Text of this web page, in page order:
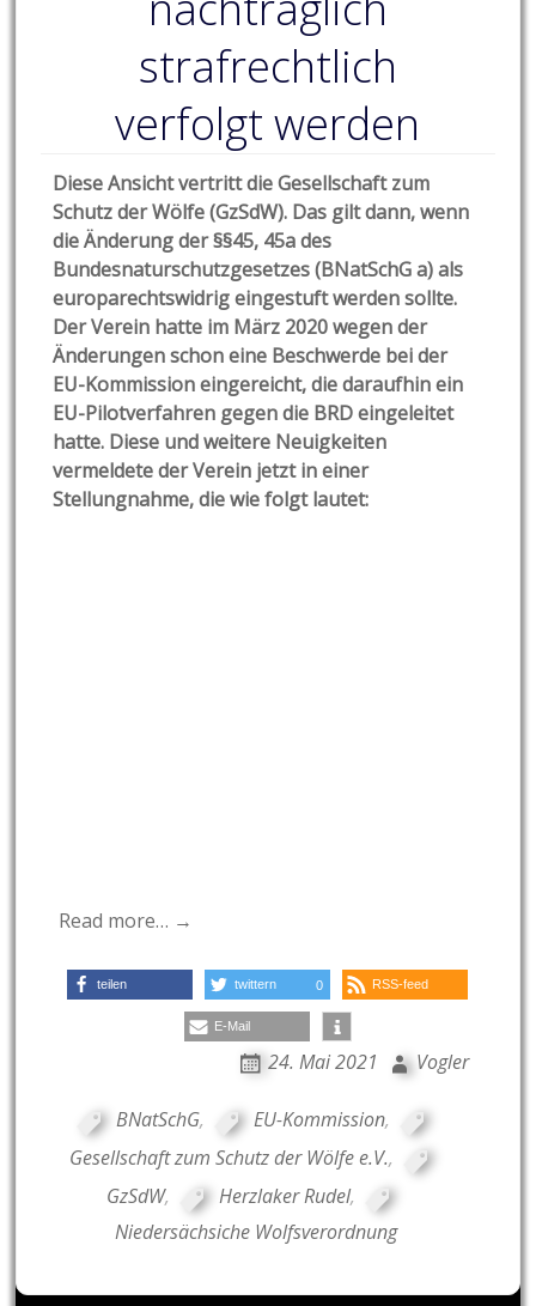
strafrechtlich
verfolgt werden
Diese Ansicht vertritt die Gesellschaft zum
Schutz der Wölfe (GzSdW). Das gilt dann, wenn
die Änderung der §§45, 45a des
Bundesnaturschutzgesetzes (BNatSchG a) als
europarechtswidrig eingestuft werden sollte.
Der Verein hatte im März 2020 wegen der
Änderungen schon eine Beschwerde bei der
EU-Kommission eingereicht, die daraufhin ein
EU-Pilotverfahren gegen die BRD eingeleitet
hatte. Diese und weitere Neuigkeiten
vermeldete der Verein jetzt in einer
Stellungnahme, die wie folgt lautet:
Read more… →
teilen twittern 0 RSS-feed
E-Mail
24. Mai 2021 Vogler
BNatSchG, EU-Kommission,
Gesellschaft zum Schutz der Wölfe e.V.,
GzSdW, Herzlaker Rudel,
Niedersächsiche Wolfsverordnung